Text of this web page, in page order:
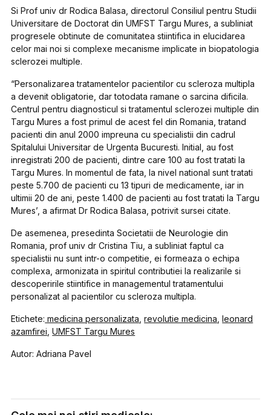
Si Prof univ dr Rodica Balasa, directorul Consiliul pentru Studii
Universitare de Doctorat din UMFST Targu Mures, a subliniat
progresele obtinute de comunitatea stiintifica in elucidarea
celor mai noi si complexe mecanisme implicate in biopatologia
sclerozei multiple.
“Personalizarea tratamentelor pacientilor cu scleroza multipla
a devenit obligatorie, dar totodata ramane o sarcina dificila.
Centrul pentru diagnosticul si tratamentul sclerozei multiple din
Targu Mures a fost primul de acest fel din Romania, tratand
pacienti din anul 2000 impreuna cu specialistii din cadrul
Spitalului Universitar de Urgenta Bucuresti. Initial, au fost
inregistrati 200 de pacienti, dintre care 100 au fost tratati la
Targu Mures. In momentul de fata, la nivel national sunt tratati
peste 5.700 de pacienti cu 13 tipuri de medicamente, iar in
ultimii 20 de ani, peste 1.400 de pacienti au fost tratati la Targu
Mures’, a afirmat Dr Rodica Balasa, potrivit sursei citate.
De asemenea, presedinta Societatii de Neurologie din
Romania, prof univ dr Cristina Tiu, a subliniat faptul ca
specialistii nu sunt intr-o competitie, ei formeaza o echipa
complexa, armonizata in spiritul contributiei la realizarile si
descoperirile stiintifice in managementul tratamentului
personalizat al pacientilor cu scleroza multipla.
Etichete: medicina personalizata ,revolutie medicina ,leonard
azamfirei ,UMFST Targu Mures
Autor: Adriana Pavel